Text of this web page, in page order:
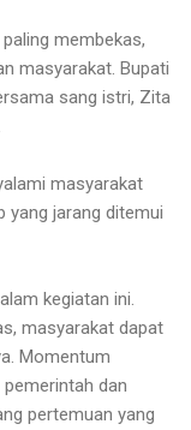
membekas,
masyarakat. Bupati
sang istri, Zita
masyarakat
yang jarang ditemui
kegiatan ini.
masyarakat dapat
Momentum
dan
pertemuan yang